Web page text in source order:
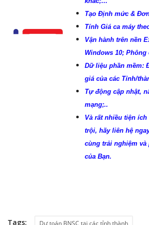
Tạo Định mức &
Tính Giá ca máy
Vận hành trên nền
Windows 10;
Dữ liệu phần mềm:
giá của các Tỉnh/
Tự động cập nhật,
mạng;..
Và rất nhiều tiện
trội, hãy liên hệ
cùng trải nghiệm
của Bạn.
Tags: Dự toán BNSC tại các tỉnh thành